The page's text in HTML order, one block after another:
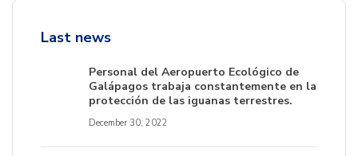
Last news
Personal del Aeropuerto Ecológico de
Galápagos trabaja constantemente en la
protección de las iguanas terrestres.
December 30, 2022